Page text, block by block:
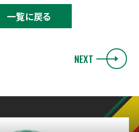
一覧に戻る
NEXT